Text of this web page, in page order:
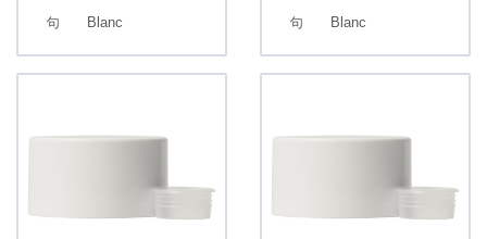
Blanc Blanc